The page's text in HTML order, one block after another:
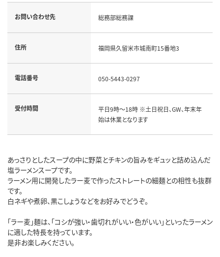
お問い合わせ先 総務部総務課
住所 福岡県久留米市城南町15番地3
電話番号 050-5443-0297
受付時間
平日9時～18時 ※土日祝日、GW、年末年
始は休業となります
あっさりとしたスープの中に野菜とチキンの旨みをギュッと詰め込んだ
塩ラーメンスープです。
ラーメン用に開発したラー麦で作ったストレートの細麺との相性も抜群
です。
白ネギや煮卵、黒こしょうなどをお好みでどうぞ。
「ラー麦」麺は、「コシが強い・歯切れがいい・色がいい」といったラーメン
に適した特長を持っています。
是非お楽しみください。